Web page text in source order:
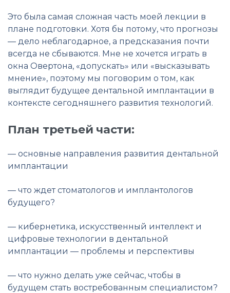
Это была самая сложная часть моей лекции в
плане подготовки. Хотя бы потому, что прогнозы
— дело неблагодарное, а предсказания почти
всегда не сбываются. Мне не хочется играть в
окна Овертона, «допускать» или «высказывать
мнение», поэтому мы поговорим о том, как
выглядит будущее дентальной имплантации в
контексте сегодняшнего развития технологий.
План третьей части:
— основные направления развития дентальной
имплантации
— что ждет стоматологов и имплантологов
будущего?
— кибернетика, искусственный интеллект и
цифровые технологии в дентальной
имплантации — проблемы и перспективы
— что нужно делать уже сейчас, чтобы в
будущем стать востребованным специалистом?